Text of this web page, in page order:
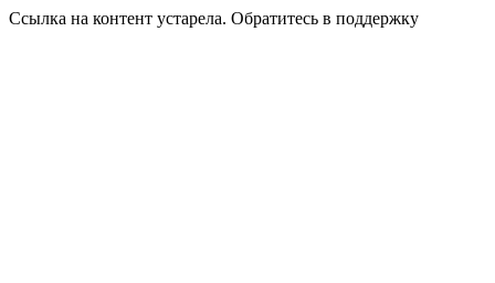
Ссылка на контент устарела. Обратитесь в поддержку